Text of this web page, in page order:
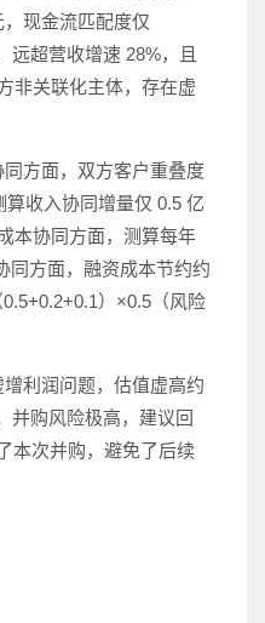
现金流匹配度仅
远超营收增速 28%，且
非关联化主体，存在虚
同方面，双方客户重叠度
收入协同增量仅 0.5 亿
本协同方面，测算每年
同方面，融资成本节约约
）×0.5（风险
利润问题，估值虚高约
并购风险极高，建议回
本次并购，避免了后续